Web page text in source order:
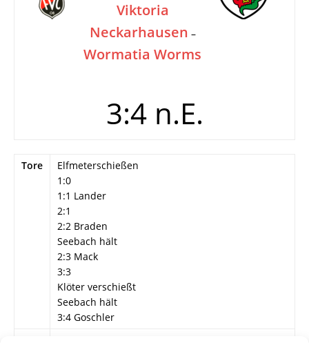
Viktoria
Neckarhausen –
Wormatia Worms
3:4 n.E.
Tore
Elfmeterschießen
1:0
1:1 Lander
2:1
2:2 Braden
Seebach hält
2:3 Mack
3:3
Klöter verschießt
Seebach hält
3:4 Goschler